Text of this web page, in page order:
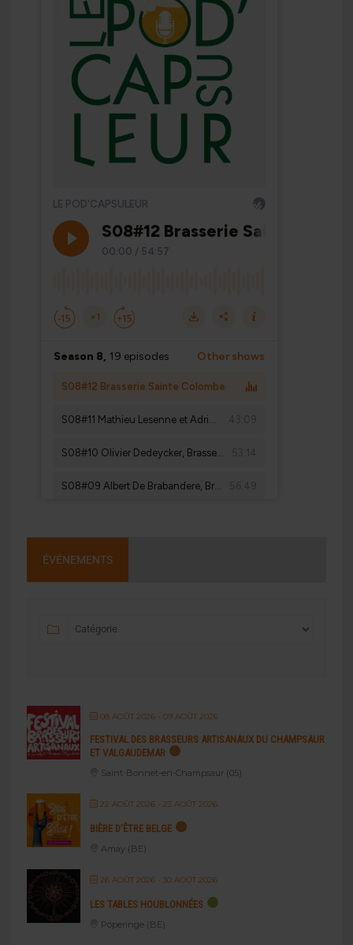
ÉVÉNEMENTS
08 AOÛT 2026- 09 AOÛT 2026
FESTIVAL DES BRASSEURS ARTISANAUX DU CHAMPSAUR
ET VALGAUDEMAR
Saint-Bonnet-en-Champsaur (05)
22 AOÛT 2026- 23 AOÛT 2026
BIÈRE D’ÊTRE BELGE
Amay (BE)
26 AOÛT 2026- 30 AOÛT 2026
LES TABLES HOUBLONNÉES
Poperinge (BE)